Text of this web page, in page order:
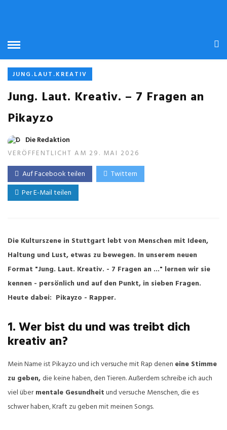
JUNG.LAUT.KREATIV
Jung. Laut. Kreativ. – 7 Fragen an
Pikayzo
Die Redaktion
VERÖFFENTLICHT AM 29. MAI 2026
Auf Facebook teilen
Twittern
Per E-Mail teilen
Die Kulturszene in Stuttgart lebt von Menschen mit Ideen,
Haltung und Lust, etwas zu bewegen. In unserem neuen
Format "Jung. Laut. Kreativ. - 7 Fragen an ..." lernen wir sie
kennen - persönlich und auf den Punkt, in sieben Fragen.
Heute dabei: Pikayzo - Rapper.
1. Wer bist du und was treibt dich
kreativ an?
Mein Name ist Pikayzo und ich versuche mit Rap denen eine Stimme
zu geben, die keine haben, den Tieren. Außerdem schreibe ich auch
viel übermentale Gesundheitund versuche Menschen, die es
schwer haben, Kraft zu geben mit meinen Songs.